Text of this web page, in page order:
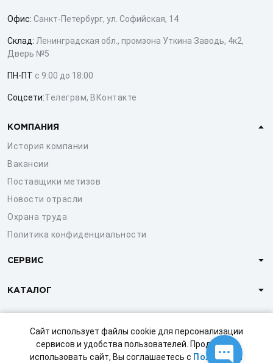
Сайт использует файлы cookie для персонализации
сервисов и удобства пользователей. Продолжая
использовать сайт, Вы соглашаетесь с Политикой
Офис: Санкт-Петербург, ул. Софийская, 14
Склад: Ленинградская обл., промзона Уткина Заводь, 4к2,
Дверь №5
ПН-ПТ с 9:00 до 18:00
Соцсети:Телеграм, ВКонтакте
КОМПАНИЯ
История компании
Вакансии
Поставщики метизов
Новости отрасли
Охрана труда
Политика конфиденциальности
СЕРВИС
КАТАЛОГ